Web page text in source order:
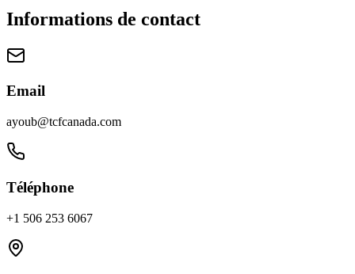
Informations de contact
Email
ayoub@tcfcanada.com
Téléphone
+1 506 253 6067